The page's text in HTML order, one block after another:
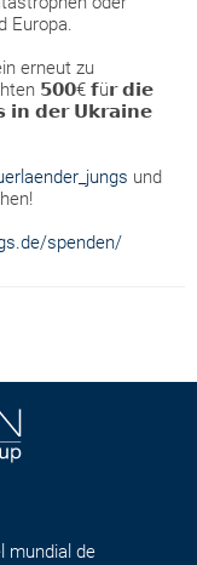
Europa.
erneut zu
𝟱𝟬𝟬€ 𝗳ü𝗿 𝗱𝗶𝗲
𝗱𝗲𝗿 𝗨𝗸𝗿𝗮𝗶𝗻𝗲
und
spenden/
mundial de